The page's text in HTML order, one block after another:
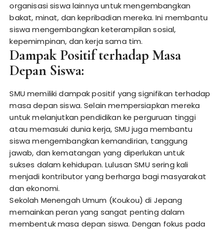
organisasi siswa lainnya untuk mengembangkan
bakat, minat, dan kepribadian mereka. Ini membantu
siswa mengembangkan keterampilan sosial,
kepemimpinan, dan kerja sama tim.
Dampak Positif terhadap Masa
Depan Siswa:
SMU memiliki dampak positif yang signifikan terhadap
masa depan siswa. Selain mempersiapkan mereka
untuk melanjutkan pendidikan ke perguruan tinggi
atau memasuki dunia kerja, SMU juga membantu
siswa mengembangkan kemandirian, tanggung
jawab, dan kematangan yang diperlukan untuk
sukses dalam kehidupan. Lulusan SMU sering kali
menjadi kontributor yang berharga bagi masyarakat
dan ekonomi.
Sekolah Menengah Umum (Koukou) di Jepang
memainkan peran yang sangat penting dalam
membentuk masa depan siswa. Dengan fokus pada